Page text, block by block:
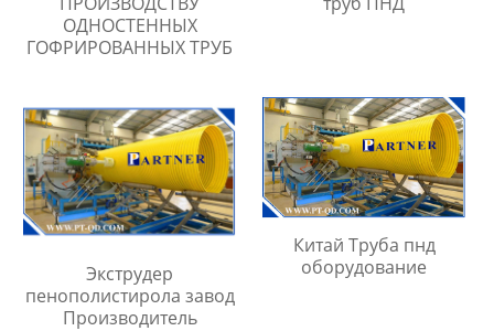
ОДНОСТЕННЫХ
ГОФРИРОВАННЫХ ТРУБ
Экструдер
пенополистирола завод
Производитель
Китай Труба пнд
оборудование